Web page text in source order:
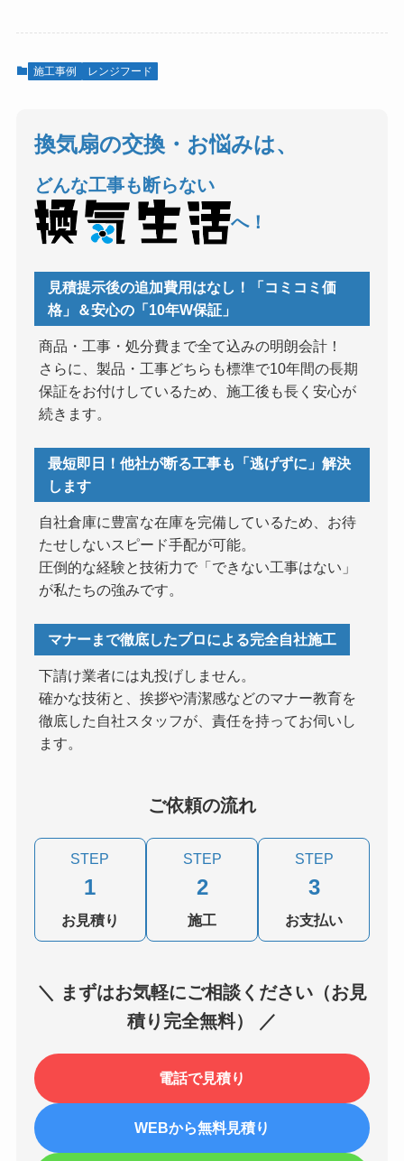
施工事例 レンジフード
換気扇の交換・お悩みは、
どんな工事も断らない
へ！
見積提示後の追加費用はなし！「コミコミ価
格」＆安心の「10年W保証」
商品・工事・処分費まで全て込みの明朗会計！
さらに、製品・工事どちらも標準で10年間の長期
保証をお付けしているため、施工後も長く安心が
続きます。
最短即日！他社が断る工事も「逃げずに」解決
します
自社倉庫に豊富な在庫を完備しているため、お待
たせしないスピード手配が可能。
圧倒的な経験と技術力で「できない工事はない」
が私たちの強みです。
マナーまで徹底したプロによる完全自社施工
下請け業者には丸投げしません。
確かな技術と、挨拶や清潔感などのマナー教育を
徹底した自社スタッフが、責任を持ってお伺いし
ます。
ご依頼の流れ
STEP
1
お見積り
STEP
2
施工
STEP
3
お支払い
＼ まずはお気軽にご相談ください（お見
積り完全無料） ／
電話で見積り
WEBから無料見積り